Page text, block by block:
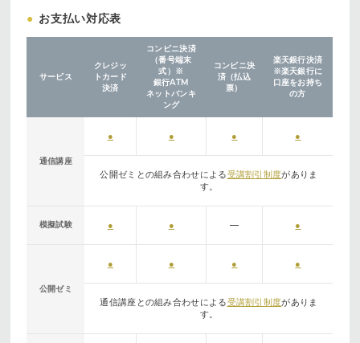
● お支払い対応表
サービス
クレジッ
トカード
決済
コンビニ決済
（番号端末
式） ※
銀行ATM
ネットバンキ
ング
コンビニ決
済（払込
票）
楽天銀行決済
※楽天銀行に
口座をお持ち
の方
通信講座
● ● ● ●
公開ゼミとの組み合わせによる受講割引制度がありま
す。
模擬試験 ● ● — ●
公開ゼミ
● ● ● ●
通信講座との組み合わせによる受講割引制度がありま
す。